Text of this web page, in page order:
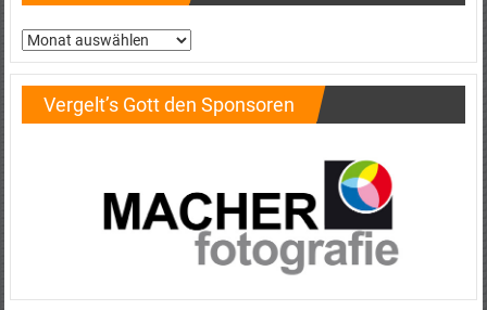
Beitragsarchiv
Vergelt’s Gott den Sponsoren